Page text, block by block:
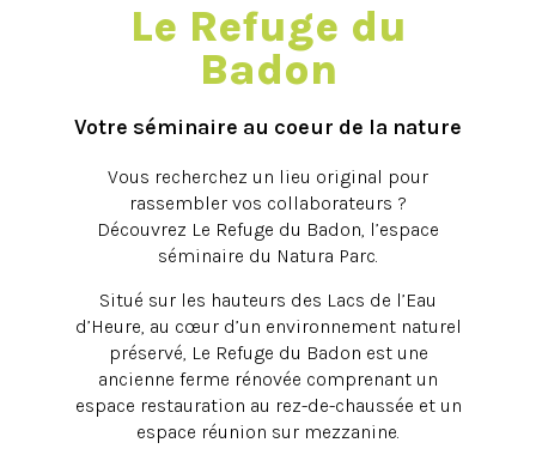
Le Refuge du
Badon
Votre séminaire au coeur de la nature
Vous recherchez un lieu original pour
rassembler vos collaborateurs ?
Découvrez Le Refuge du Badon, l’espace
séminaire du Natura Parc.
Situé sur les hauteurs des Lacs de l’Eau
d’Heure, au cœur d’un environnement naturel
préservé, Le Refuge du Badon est une
ancienne ferme rénovée comprenant un
espace restauration au rez-de-chaussée et un
espace réunion sur mezzanine.